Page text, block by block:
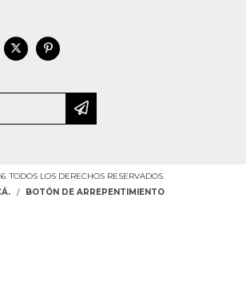
TODOS LOS DERECHOS RESERVADOS.
/ BOTÓN DE ARREPENTIMIENTO